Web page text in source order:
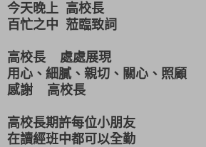
今天晚上 高校長
百忙之中 蒞臨致詞
高校長 處處展現
用心、細膩、親切、關心、照顧
感謝 高校長
高校長期許每位小朋友
在讀經班中都可以全勤